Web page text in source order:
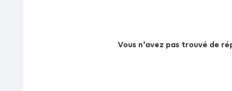
Vous n'avez pas trouvé de